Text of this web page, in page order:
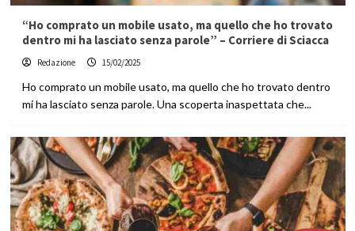
“Ho comprato un mobile usato, ma quello che ho trovato
dentro mi ha lasciato senza parole” – Corriere di Sciacca
Redazione 15/02/2025
Ho comprato un mobile usato, ma quello che ho trovato dentro
mi ha lasciato senza parole. Una scoperta inaspettata che...